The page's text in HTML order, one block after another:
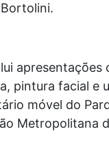
Bortolini.
pintura facial e
móvel do
Metropolitana